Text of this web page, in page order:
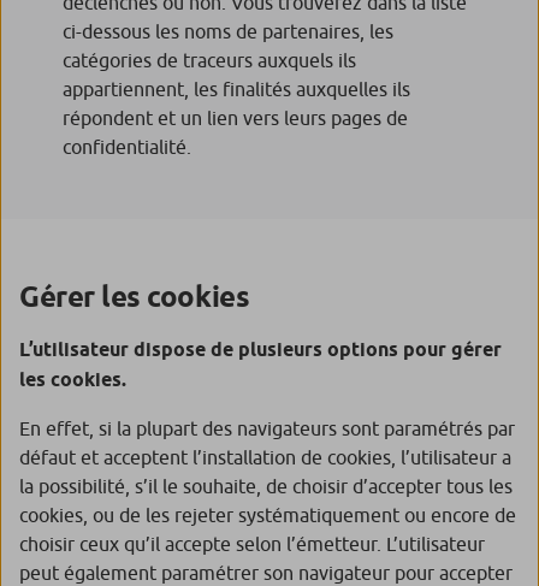
ci-dessous les noms de partenaires, les
catégories de traceurs auxquels ils
appartiennent, les finalités auxquelles ils
répondent et un lien vers leurs pages de
confidentialité.
Gérer les cookies
L’utilisateur dispose de plusieurs options pour gérer
les cookies.
En effet, si la plupart des navigateurs sont paramétrés par
défaut et acceptent l’installation de cookies, l’utilisateur a
la possibilité, s’il le souhaite, de choisir d’accepter tous les
cookies, ou de les rejeter systématiquement ou encore de
choisir ceux qu’il accepte selon l’émetteur. L’utilisateur
peut également paramétrer son navigateur pour accepter